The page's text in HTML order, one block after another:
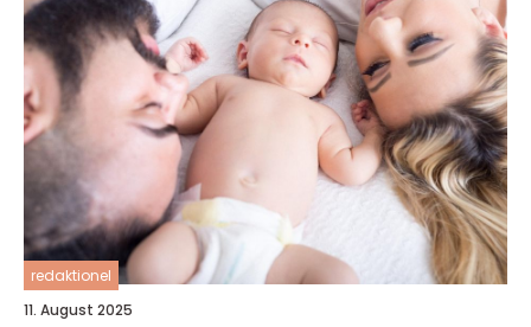
redaktionel
11. August 2025